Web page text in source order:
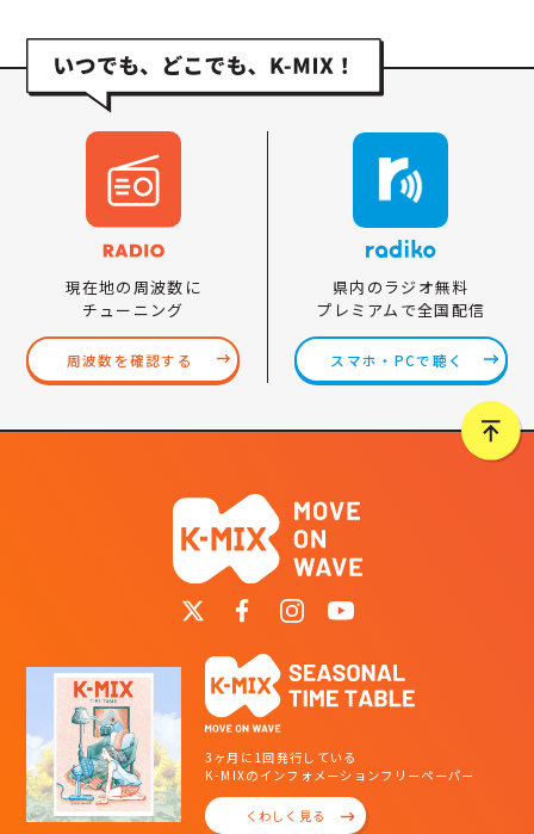
現在地の周波数に
チューニング
周波数を確認する
県内のラジオ無料
プレミアムで全国配信
スマホ・PCで聴く
3ヶ月に1回発行している
K-MIXのインフォメーションフリーペーパー
くわしく見る